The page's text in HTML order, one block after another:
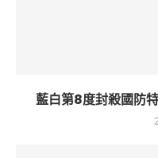
藍白第8度封殺國防